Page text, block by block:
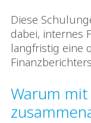
Diese
dabei, internes
langfristig eine
Warum mit